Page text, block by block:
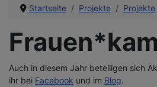
Startseite Projekte Projekte
Auch in diesem Jahr beteiligen sich
ihr bei Facebook und im Blog.